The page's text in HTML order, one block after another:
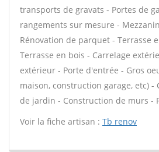
transports de gravats - Portes de
rangements sur mesure -
Rénovation de parquet - Terrasse
Terrasse en bois - Carrelage
extérieur - Porte d'entrée - Gros
maison, construction garage, etc) -
de jardin - Construction de murs -
Voir la fiche artisan : Tb renov